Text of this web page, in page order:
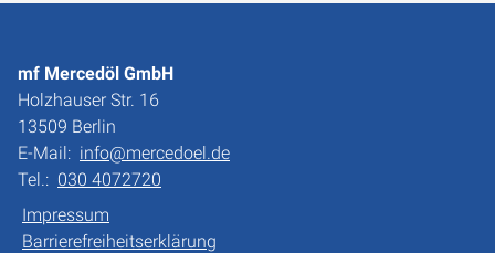
mf Mercedöl GmbH
Holzhauser Str. 16
13509 Berlin
E-Mail: info@mercedoel.de
Tel.: 030 4072720
Impressum
Barrierefreiheitserklärung